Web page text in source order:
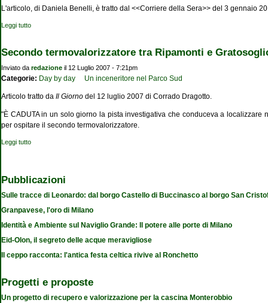
L'articolo, di Daniela Benelli, è tratto dal <<Corriere della Sera>> del 3 gennaio
Leggi tutto
Secondo termovalorizzatore tra Ripamonti e
Inviato da redazione il 12 Luglio 2007 - 7:21pm
Categorie: Day by day Un inceneritore nel Parco Sud
Articolo tratto da Il Giorno del 12 luglio 2007 di Corrado Dragotto.
"È CADUTA in un solo giorno la pista investigativa che conduceva a
per ospitare il secondo termovalorizzatore.
Leggi tutto
Pubblicazioni
Sulle tracce di Leonardo: dal borgo Castello di Buccinasco al borgo San
Granpavese, l'oro di Milano
Identità e Ambiente sul Naviglio Grande: Il potere alle porte di Milano
Eid-Olon, il segreto delle acque meravigliose
Il ceppo racconta: l'antica festa celtica rivive al Ronchetto
Progetti e proposte
Un progetto di recupero e valorizzazione per la cascina Monterobbio